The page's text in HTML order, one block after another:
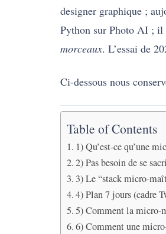
designer graphique ;
Python sur Photo AI ; il
morceaux. L’essai de
Ci-dessous nous
Table of Contents
1) Qu’est-ce qu’une
2) Pas besoin de se
3) Le “stack micro-
4) Plan 7 jours (cadre
5) Comment la micro-
6) Comment une